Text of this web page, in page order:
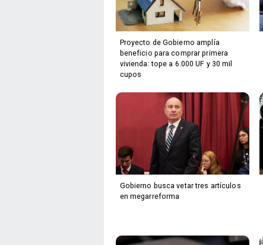
Proyecto de Gobierno amplía
beneficio para comprar primera
vivienda: tope a 6.000 UF y 30 mil
cupos
Gobierno busca vetar tres artículos
en megarreforma